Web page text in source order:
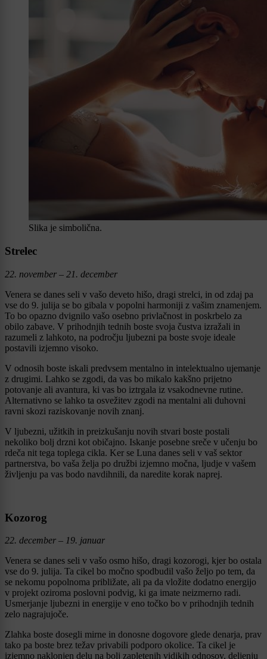
Slika je simbolična.
Strelec
22. november – 21. december
Venera se danes seli v vašo deveto hišo, dragi strelci, in od zdaj pa
vse do 9. julija se bo gibala v popolni harmoniji z vašim znamenjem.
To bo opazno dvignilo vašo osebno privlačnost in poskrbelo za
obilo zabave. V prihodnjih tednih boste svoja čustva izražali in
razumeli z lahkoto, na področju ljubezni pa boste svoje ideale
postavili izjemno visoko.
V odnosih boste iskali predvsem mentalno in intelektualno ujemanje
z drugimi. Lahko se zgodi, da vas bo mikalo kakšno prijetno
potovanje ali avantura, ki vas bo iztrgala iz vsakodnevne rutine.
Alternativno se lahko ta osvežitev zgodi na mentalni ali duhovni
ravni skozi raziskovanje novih znanj.
V ljubezni, užitkih in preizkušanju novih stvari boste postali
nekoliko bolj drzni kot običajno. Iskanje posebne sreče v učenju bo
rdeča nit tega toplega cikla. Ker se Luna danes seli v vaš sektor
partnerstva, bo vaša želja po družbi izjemno močna, ljudje v vašem
življenju pa vas bodo navdihnili, da naredite korak naprej.
Kozorog
22. december – 19. januar
Venera se danes seli v vašo osmo hišo, dragi kozorogi, kjer bo ostala
vse do 9. julija. Ta cikel bo močno spodbudil vašo željo po tem, da
se nekomu popolnoma približate, ali pa da vložite dodatno energijo
v projekt oziroma poslovni podvig, ki ga imate neizmerno radi.
Usmerjanje ljubezni in energije v eno točko bo v prihodnjih tednih
zelo nagrajujoče.
Zlahka boste dosegli mirne in donosne dogovore glede denarja, prav
tako pa boste brez težav privabili podporo okolice. Ta cikel je
izjemno naklonjen delu na bolj zapletenih vidikih odnosov, deljenju